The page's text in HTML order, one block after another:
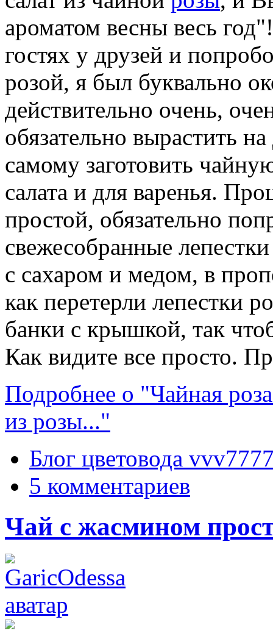
ароматом весны весь
гостях у друзей и
розой, я был буквально
действительно очень,
обязательно вырастить
самому заготовить
салата и для варенья.
простой, обязательно
свежесобранные
с сахаром и медом, в
как перетерли лепестки
банки с крышкой, так
Как видите все просто.
Подробнее о "Чайная
из розы..."
Блог цветовода
5 комментариев
Чай с жасмином